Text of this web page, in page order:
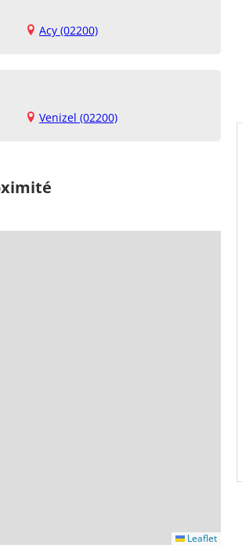
Acy (02200)
Venizel (02200)
Leaflet